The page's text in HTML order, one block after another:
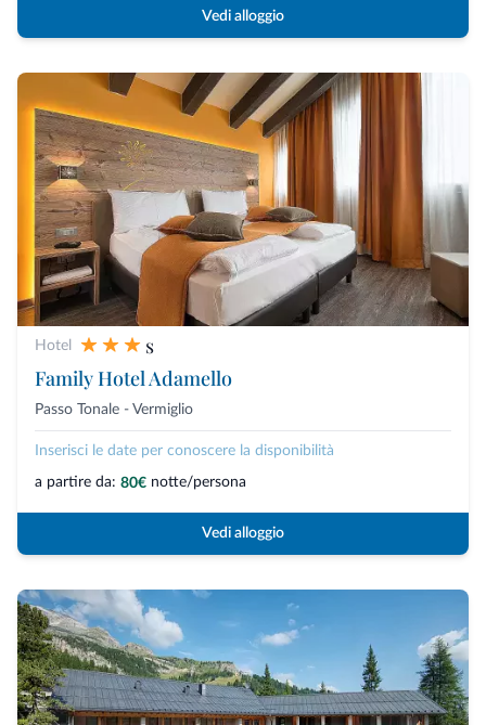
Vedi alloggio
Hotel
s
Family Hotel Adamello
Passo Tonale - Vermiglio
Inserisci le date per conoscere la disponibilità
a partire da: 80€ notte/persona
Vedi alloggio